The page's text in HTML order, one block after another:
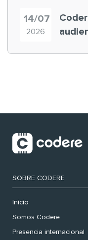
14/07
2026
SOBRE CODERE
Inicio
Somos Codere
Presencia internacional